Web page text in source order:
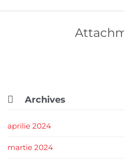
 Archives
aprilie 2024
martie 2024